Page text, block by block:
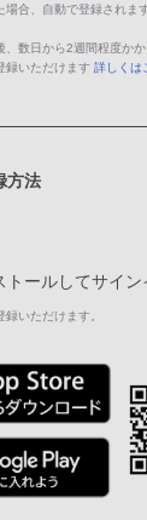
合、自動で登録されま
、数日から2週間程度か
録いただけます 詳しくは
方法
ールしてサイン
いただけます。